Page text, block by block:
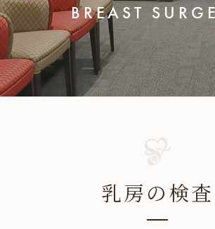
BREAST
乳房の検査